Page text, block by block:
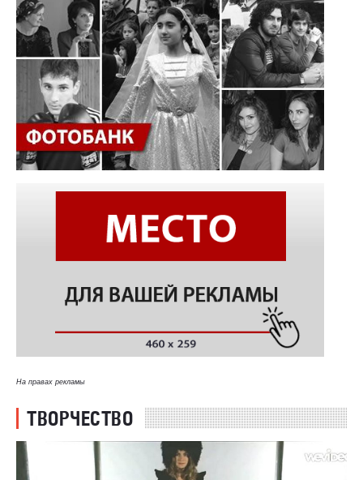
На правах рекламы
ТВОРЧЕСТВО